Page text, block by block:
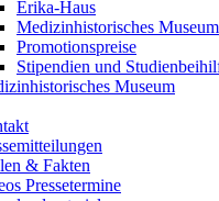
Erika-Haus
Medizinhistorisches Museum
Promotionspreise
Stipendien und
Museum
& Fakten
Pressetermine